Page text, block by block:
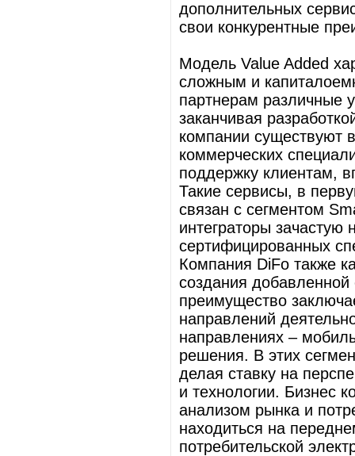
дополнительных
свои конкурентные
Модель Value Added
сложным и
партнерам различные
заканчивая
компании существуют
коммерческих
поддержку клиентам,
Такие сервисы, в
связан с сегментом
интеграторы
сертифицированных
Компания DiFo также
создания
преимущество
направлений
направлениях –
решения. В этих
делая ставку на
и технологии. Бизнес
анализом рынка и
находиться на
потребительской